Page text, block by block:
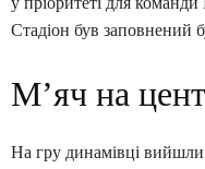
Стадіон був заповнений
М’яч на
На гру динамівці вийшли